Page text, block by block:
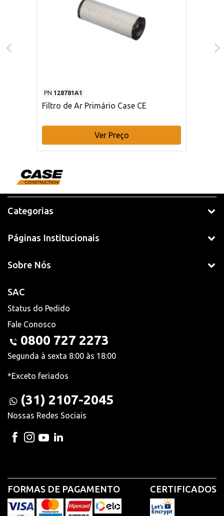
PN 128781A1
Filtro de Ar Primário Case CE
Ver Preço
Categorias
Páginas Institucionais
Sobre Nós
SAC
Status do Pedido
Fale Conosco
0800 727 2273
Segunda à sexta 8:00 às 18:00
*Exceto feriados
(31) 2107-2045
Nossas Redes Sociais
FORMAS DE PAGAMENTO CERTIFICADOS